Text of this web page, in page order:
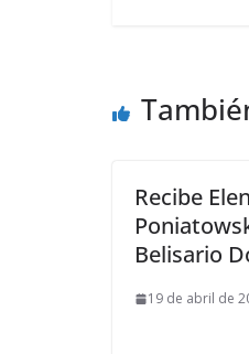
Recibe
Belisario
19 de abril de